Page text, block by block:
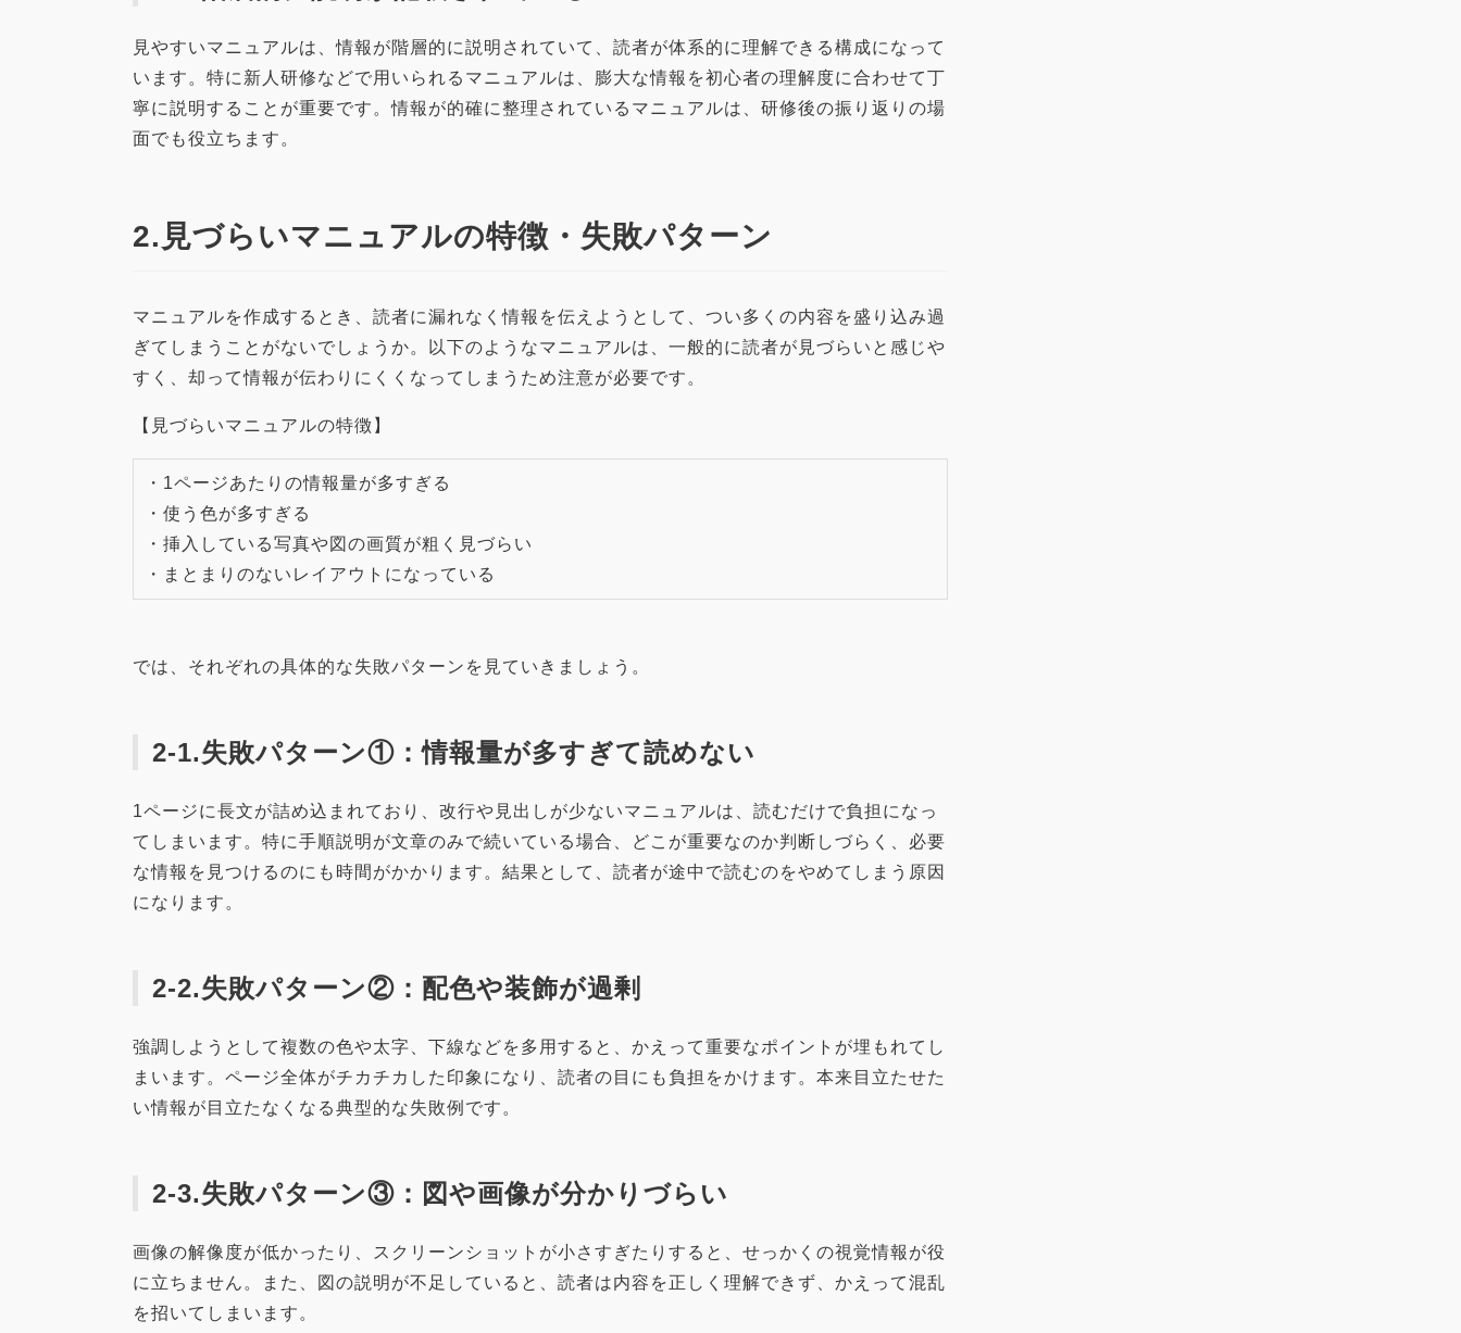
見やすいマニュアルは、情報が階層的に説明されていて、読者が体系的に理解できる構成になって
います。特に新人研修などで用いられるマニュアルは、膨大な情報を初心者の理解度に合わせて丁
寧に説明することが重要です。情報が的確に整理されているマニュアルは、研修後の振り返りの場
面でも役立ちます。
2.見づらいマニュアルの特徴・失敗パターン
マニュアルを作成するとき、読者に漏れなく情報を伝えようとして、つい多くの内容を盛り込み過
ぎてしまうことがないでしょうか。以下のようなマニュアルは、一般的に読者が見づらいと感じや
すく、却って情報が伝わりにくくなってしまうため注意が必要です。
【見づらいマニュアルの特徴】
・1ページあたりの情報量が多すぎる
・使う色が多すぎる
・挿入している写真や図の画質が粗く見づらい
・まとまりのないレイアウトになっている
では、それぞれの具体的な失敗パターンを見ていきましょう。
2-1.失敗パターン①：情報量が多すぎて読めない
1ページに長文が詰め込まれており、改行や見出しが少ないマニュアルは、読むだけで負担になっ
てしまいます。特に手順説明が文章のみで続いている場合、どこが重要なのか判断しづらく、必要
な情報を見つけるのにも時間がかかります。結果として、読者が途中で読むのをやめてしまう原因
になります。
2-2.失敗パターン②：配色や装飾が過剰
強調しようとして複数の色や太字、下線などを多用すると、かえって重要なポイントが埋もれてし
まいます。ページ全体がチカチカした印象になり、読者の目にも負担をかけます。本来目立たせた
い情報が目立たなくなる典型的な失敗例です。
2-3.失敗パターン③：図や画像が分かりづらい
画像の解像度が低かったり、スクリーンショットが小さすぎたりすると、せっかくの視覚情報が役
に立ちません。また、図の説明が不足していると、読者は内容を正しく理解できず、かえって混乱
を招いてしまいます。